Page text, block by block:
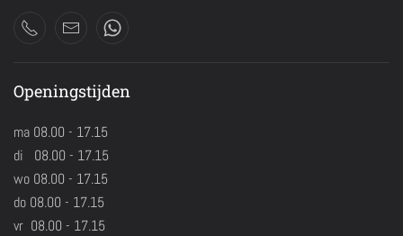
Openingstijden
ma 08.00 - 17.15
di 08.00 - 17.15
wo 08.00 - 17.15
do 08.00 - 17.15
vr 08.00 - 17.15